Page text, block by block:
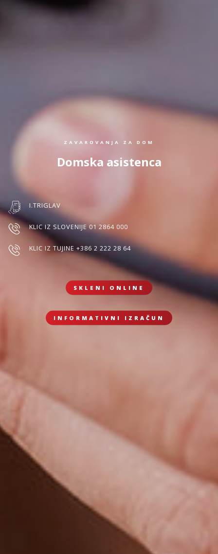
ZAVAROVANJA ZA DOM
Domska asistenca
I.TRIGLAV
KLIC IZ SLOVENIJE 01 2864 000
KLIC IZ TUJINE +386 2 222 28 64
SKLENI ONLINE
INFORMATIVNI IZRAČUN